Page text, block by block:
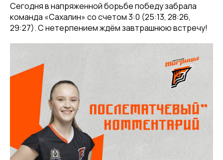
Сегодня в напряженной борьбе победу забрала
команда «Сахалин» со счетом 3:0 (25:13, 28:26,
29:27). С нетерпением ждём завтрашнюю встречу!